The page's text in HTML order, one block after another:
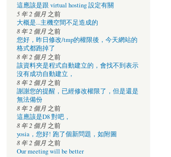
這應該是跟 virtual hosting 設定有關
5 年 2 個月之前
大概是...主機空間不足造成的
8 年 2 個月之前
您好，昨日修改/tmp的權限後，今天網站的
格式都跑掉了
8 年 2 個月之前
該資料夾是程式自動建立的，會找不到表示
沒有成功自動建立，
8 年 2 個月之前
謝謝您的提醒，已經修改權限了，但是還是
無法備份
8 年 2 個月之前
這應該是D8 對吧，
8 年 2 個月之前
yosia，您好! 跑了個新問題，如附圖
8 年 2 個月之前
Our meeting will be better